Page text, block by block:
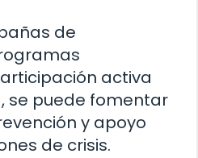
de
activa
se puede fomentar
y apoyo
de crisis.